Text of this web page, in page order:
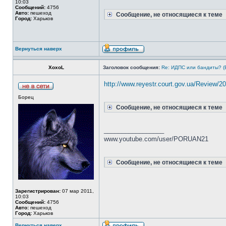
10:03
Сообщений: 4756
Авто: пешеход
Город: Харьков
Сообщение, не относящиеся к теме
Вернуться наверх
XoxoL Заголовок сообщения: Re: ИДПС или бандиты?
Борец
Зарегистрирован: 07 мар 2011,
10:03
Сообщений: 4756
Авто: пешеход
Город: Харьков
http://www.reyestr.court.gov.ua/Review/
Сообщение, не относящиеся к теме
www.youtube.com/user/PORUAN21
Сообщение, не относящиеся к теме